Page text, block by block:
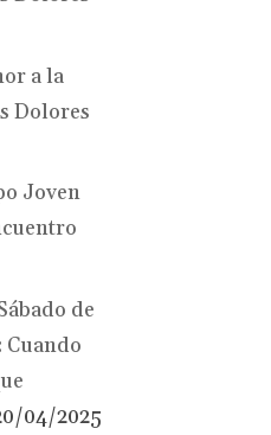
a la
Dolores
Joven
de
Cuando
04/2025